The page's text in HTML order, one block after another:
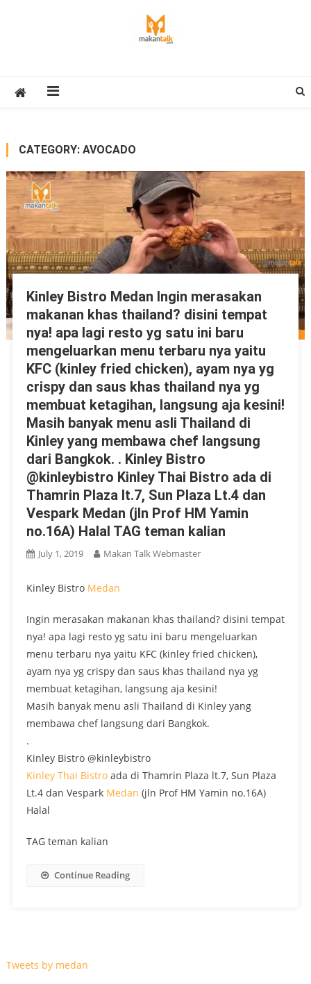
CATEGORY: AVOCADO
Kinley Bistro Medan Ingin merasakan
makanan khas thailand? disini tempat
nya! apa lagi resto yg satu ini baru
mengeluarkan menu terbaru nya yaitu
KFC (kinley fried chicken), ayam nya yg
crispy dan saus khas thailand nya yg
membuat ketagihan, langsung aja kesini!
Masih banyak menu asli Thailand di
Kinley yang membawa chef langsung
dari Bangkok. . Kinley Bistro
@kinleybistro Kinley Thai Bistro ada di
Thamrin Plaza lt.7, Sun Plaza Lt.4 dan
Vespark Medan (jln Prof HM Yamin
no.16A) Halal TAG teman kalian
July 1, 2019 Makan Talk Webmaster
Kinley Bistro Medan
Ingin merasakan makanan khas thailand? disini tempat
nya! apa lagi resto yg satu ini baru mengeluarkan
menu terbaru nya yaitu KFC (kinley fried chicken),
ayam nya yg crispy dan saus khas thailand nya yg
membuat ketagihan, langsung aja kesini!
Masih banyak menu asli Thailand di Kinley yang
membawa chef langsung dari Bangkok.
.
Kinley Bistro @kinleybistro
Kinley Thai Bistroada di Thamrin Plaza lt.7, Sun Plaza
Lt.4 dan Vespark Medan (jln Prof HM Yamin no.16A)
Halal
TAG teman kalian
Continue Reading
Tweets by medan